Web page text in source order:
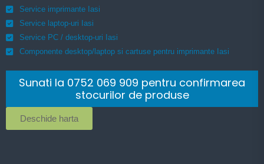
Service imprimante Iasi
Service laptop-uri Iasi
Service PC / desktop-uri Iasi
Componente desktop/laptop si cartuse pentru imprimante Iasi
Sunati la 0752 069 909 pentru confirmarea
stocurilor de produse
Deschide harta